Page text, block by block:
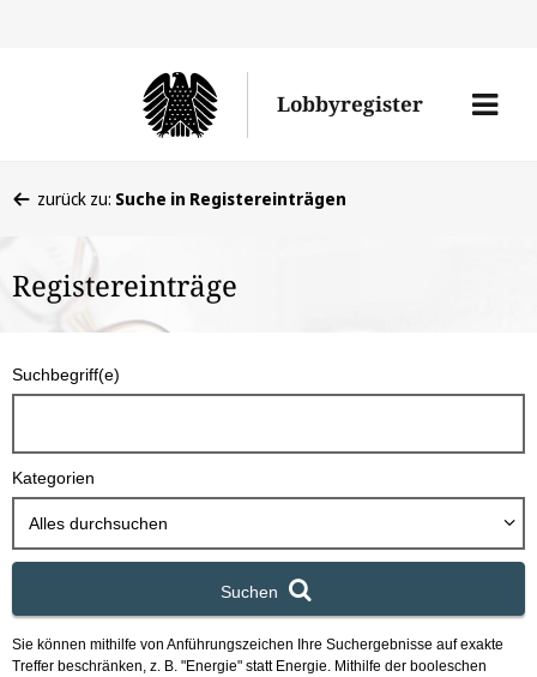
den
Lobbyregister
Menü
befinden
hier:
zurück zu: Suche in Registereinträgen
Registereinträge
u
h
b
x
Suchbegriff(e)
Kategorien
Alles durchsuchen
Suchen
Sie können mithilfe von Anführungszeichen Ihre Suchergebnisse auf exakte
Treffer beschränken, z. B. "Energie" statt Energie. Mithilfe der booleschen